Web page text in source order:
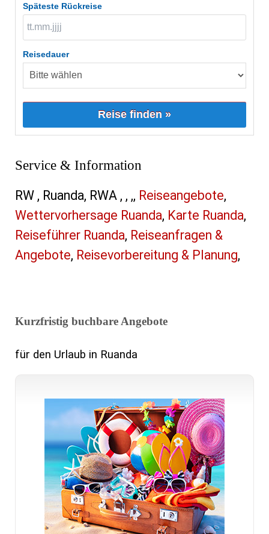
Späteste Rückreise
Reisedauer
Reise finden »
Service & Information
RW , Ruanda, RWA , , ,, Reiseangebote,
Wettervorhersage Ruanda, Karte Ruanda,
Reiseführer Ruanda, Reiseanfragen &
Angebote, Reisevorbereitung & Planung,
Kurzfristig buchbare Angebote
für den Urlaub in Ruanda